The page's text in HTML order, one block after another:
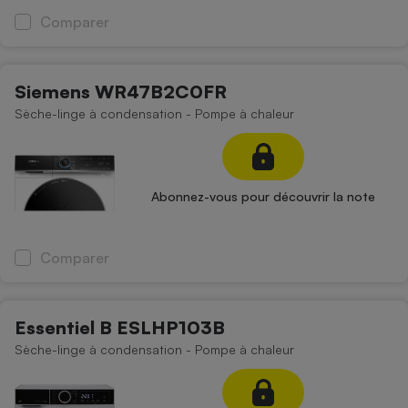
Comparer
Siemens WR47B2C0FR
Sèche-linge à condensation - Pompe à chaleur
Abonnez-vous pour découvrir la note
Comparer
Essentiel B ESLHP103B
Sèche-linge à condensation - Pompe à chaleur